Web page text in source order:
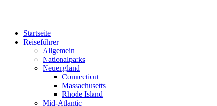
Startseite
Reiseführer
Allgemein
Nationalparks
Neuengland
Connecticut
Massachusetts
Rhode Island
Mid-Atlantic